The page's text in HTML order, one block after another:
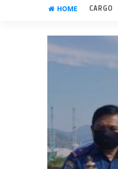
HOME CARGO